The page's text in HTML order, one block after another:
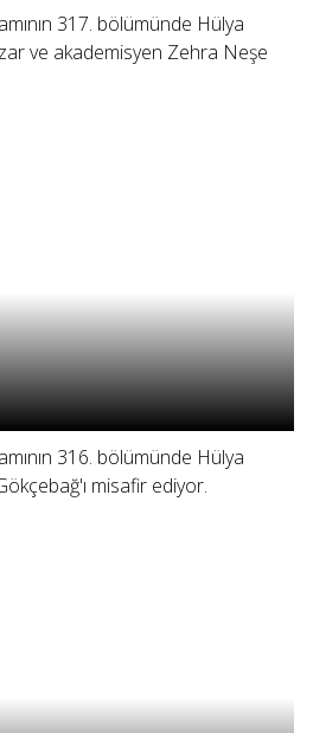
317. bölümünde Hülya
ve akademisyen Zehra Neşe
316. bölümünde Hülya
misafir ediyor.